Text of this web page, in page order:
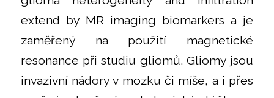
extend by MR imaging biomarkers a je
zaměřený na použití magnetické
resonance při studiu gliomů. Gliomy jsou
invazivní nádory v mozku či míše, a i přes